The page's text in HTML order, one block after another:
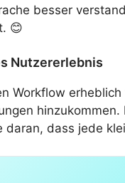
besser
😊
Nutzererlebnis
Workflow
daran, dass jede